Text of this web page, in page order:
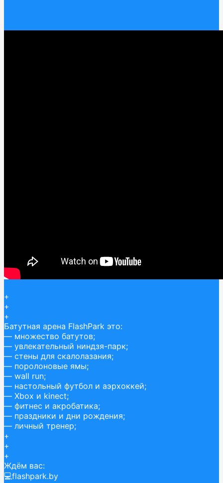
+
+
+
Батутная арена FlashPark это:
— множество батутов;
— увлекательный ниндзя-парк;
— стены для скалолазания;
— поролоновые ямы;
— wall run;
— настольный футбол и аэрхоккей;
— Xbox и kinect;
— фитнес и акробатика;
— праздники и дни рождения;
— личный тренер;
+
+
+
Ждём вас:
💻flashpark.by